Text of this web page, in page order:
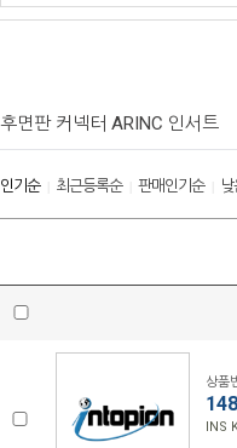
후면판 커넥터 ARINC 인서트
인기순| 최근등록순| 판매인기순|
상품
INS